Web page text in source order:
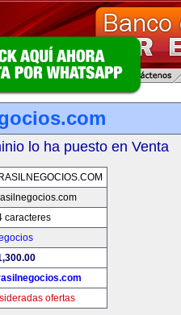
lo ha puesto en Venta
caracteres
ofertas